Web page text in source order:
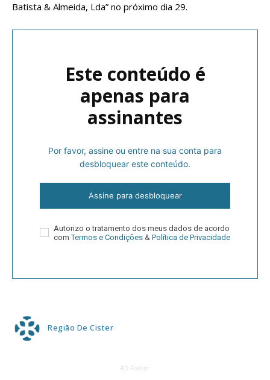
Batista & Almeida, Lda” no próximo dia 29.
Este conteúdo é
apenas para
assinantes
Por favor, assine ou entre na sua conta para
desbloquear este conteúdo.
Assine para desbloquear
Autorizo o tratamento dos meus dados de acordo
comTermos e Condições & Política de Privacidade
Região De Cister
AD Footer